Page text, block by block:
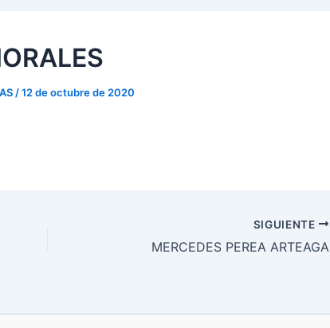
/12 de octubre de 2020
SIGUIENTE
MERCEDES PEREA ARTEAGA